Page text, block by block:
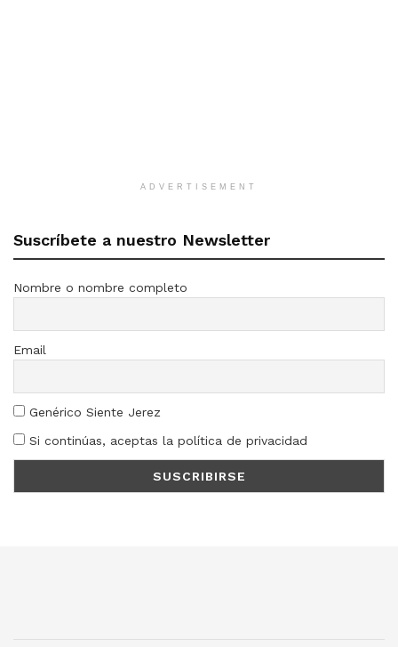
ADVERTISEMENT
Suscríbete a nuestro Newsletter
Nombre o nombre completo
Email
Genérico Siente Jerez
Si continúas, aceptas la política de privacidad